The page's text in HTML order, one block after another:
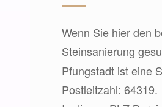
Wenn Sie hier den
Steinsanierung
Pfungstadt ist eine
Postleitzahl: 64319.